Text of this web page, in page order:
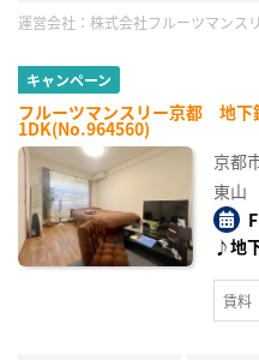
運営会社： 株式会社フルーツマンス
キャンペーン
フルーツマンスリー京都 地下
1DK(No.964560)
京都
東山
♪地
賃料